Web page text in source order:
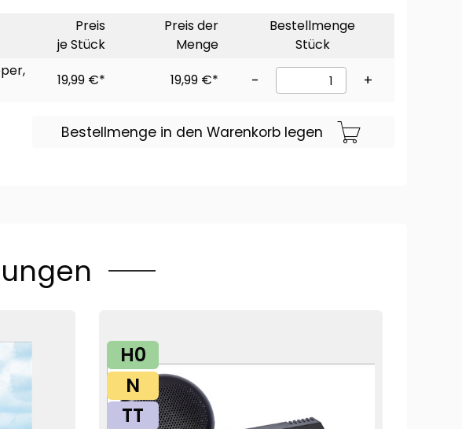
Preis
je Stück
Preis der
Menge
Bestellmenge
Stück
19,99 €* 19,99 €* - +
Bestellmenge in den Warenkorb legen
H0
N
TT